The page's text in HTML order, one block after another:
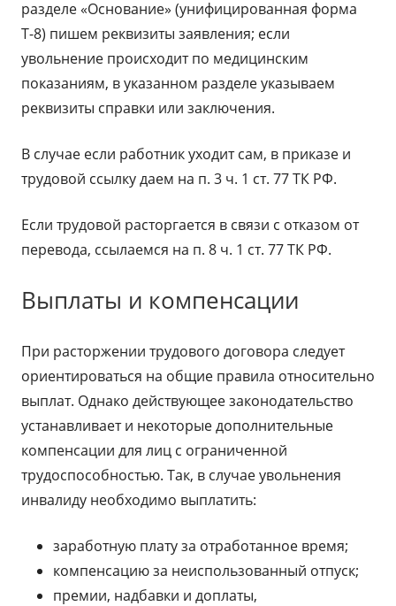
разделе «Основание» (унифицированная форма
Т-8) пишем реквизиты заявления; если
увольнение происходит по медицинским
показаниям, в указанном разделе указываем
реквизиты справки или заключения.
В случае если работник уходит сам, в приказе и
трудовой ссылку даем на п. 3 ч. 1 ст. 77 ТК РФ.
Если трудовой расторгается в связи с отказом от
перевода, ссылаемся на п. 8 ч. 1 ст. 77 ТК РФ.
Выплаты и компенсации
При расторжении трудового договора следует
ориентироваться на общие правила относительно
выплат. Однако действующее законодательство
устанавливает и некоторые дополнительные
компенсации для лиц с ограниченной
трудоспособностью. Так, в случае увольнения
инвалиду необходимо выплатить:
заработную плату за отработанное время;
компенсацию за неиспользованный отпуск;
премии, надбавки и доплаты,